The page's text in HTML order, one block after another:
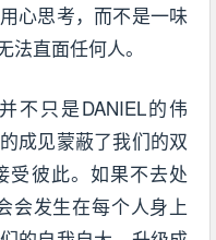
心思考，而不是一味
直面任何人。
不只是DANIEL的伟
成见蒙蔽了我们的双
受彼此。如果不去处
会发生在每个人身上